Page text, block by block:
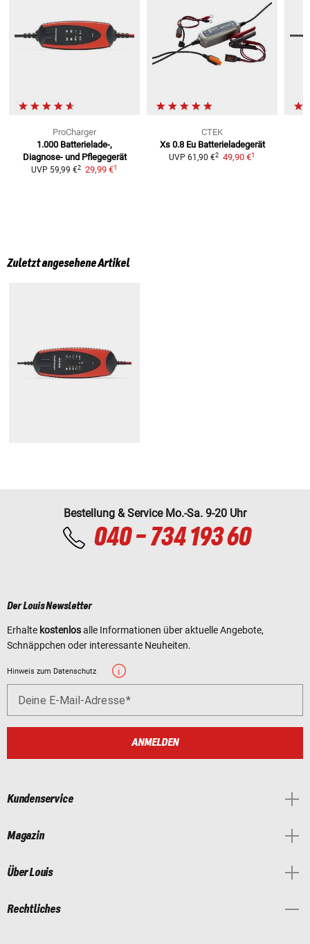
ProCharger
1.000 Batterielade-,
Diagnose- und Pflegegerät
UVP 59,99 €2 29,99 €1
CTEK
Xs 0.8 Eu Batterieladegerät
UVP 61,90 €2 49,90 €1
Zuletzt angesehene Artikel
Bestellung & Service Mo.-Sa. 9-20 Uhr
040 - 734 193 60
Der Louis Newsletter
Erhalte kostenlosalle Informationen über aktuelle Angebote,
Schnäppchen oder interessante Neuheiten.
Hinweis zum Datenschutz
Deine E-Mail-Adresse
ANMELDEN
Kundenservice
Magazin
Über Louis
Rechtliches